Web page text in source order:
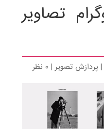
تصاویر
پردازش تصویر| 0 نظر